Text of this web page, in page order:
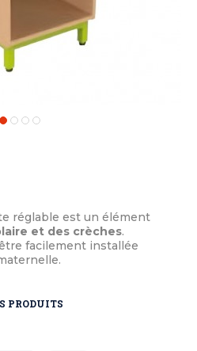
réglable est un élément
et des crèches.
facilement installée
PRODUITS